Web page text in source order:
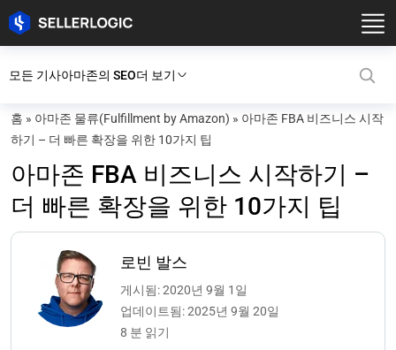
모든 기사아마존의 SEO더 보기
홈 » 아마존 물류(Fulfillment by Amazon) » 아마존 FBA 비즈니스 시작
하기 – 더 빠른 확장을 위한 10가지 팁
아마존 FBA 비즈니스 시작하기 –
더 빠른 확장을 위한 10가지 팁
로빈 발스
게시됨: 2020년 9월 1일
업데이트됨: 2025년 9월 20일
8 분 읽기